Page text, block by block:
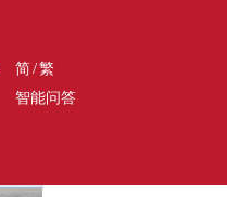
简/繁
智能问答